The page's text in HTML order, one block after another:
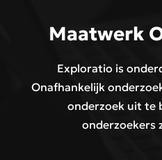
Maatwerk
Exploratio is
Onafhankelijk
onderzoek uit te
onderzoekers